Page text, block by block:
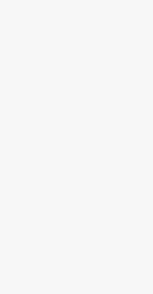
ile kullanıcıya özel
Classhome,
modellerini hem
şekilde sunarak
Agusto
Salon
belirler. Agusto
sayesinde salonun